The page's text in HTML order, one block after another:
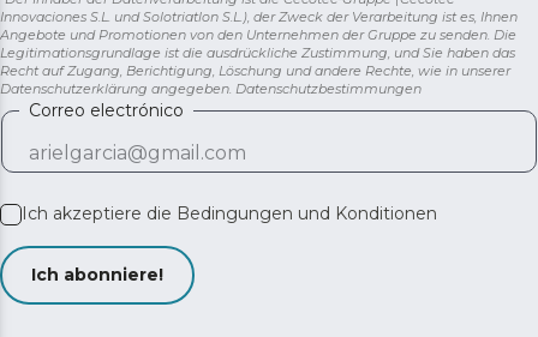
Innovaciones S.L. und Solotriatlon S.L.), der Zweck der Verarbeitung ist es, Ihnen
Angebote und Promotionen von den Unternehmen der Gruppe zu senden. Die
Legitimationsgrundlage ist die ausdrückliche Zustimmung, und Sie haben das
Recht auf Zugang, Berichtigung, Löschung und andere Rechte, wie in unserer
Datenschutzerklärung angegeben. Datenschutzbestimmungen
Correo electrónico
Ich akzeptiere die Bedingungen und Konditionen
Ich abonniere!